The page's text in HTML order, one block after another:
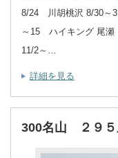
8/24 川胡桃沢 8/30～
～15 ハイキング 尾
11/2～…
詳細を見る
300名山 ２９